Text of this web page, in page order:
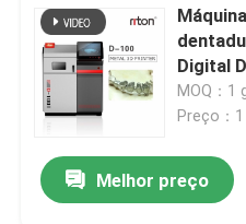
Digital
de STL
MOQ：1
Preço：1
Melhor preço